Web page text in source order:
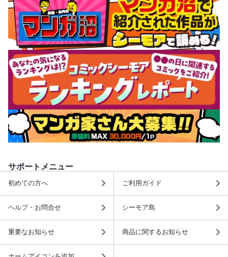
サポートメニュー
初めての方へ ご利用ガイド
ヘルプ・お問合せ シーモア島
重要なお知らせ 商品に関するお知らせ